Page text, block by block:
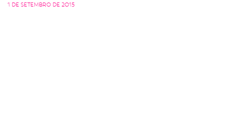
1 de setembro de 2015